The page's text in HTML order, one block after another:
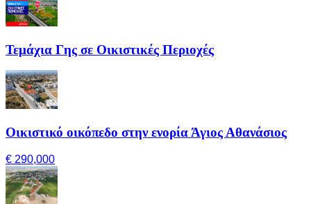
Τεμάχια Γης σε Οικιστικές Περιοχές
Οικιστικό οικόπεδο στην ενορία Άγιος Αθανάσιος
€ 290,000